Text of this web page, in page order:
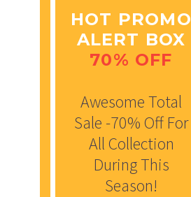
HOT PROMO
ALERT BOX
70% OFF
Awesome Total
Sale -70% Off For
All Collection
During This
Season!